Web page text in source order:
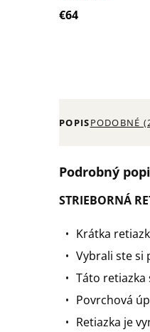
€64
POPISPODOBNÉ
Podrobný
STRIEBORNÁ
Krátka
Vybrali ste si
Táto retiazka
Povrchová
Retiazka je